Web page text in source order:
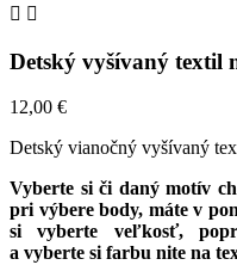
 
Detský vyšívaný textil
12,00 €
Detský vianočný vyšívaný
Vyberte si či daný motív
pri výbere body, máte v
si vyberte veľkosť,
a vyberte si farbu nite na